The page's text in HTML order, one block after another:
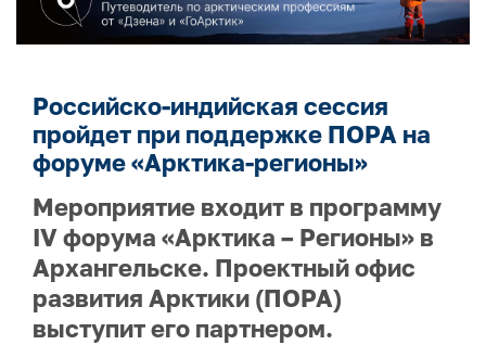
Российско-индийская сессия
пройдет при поддержке ПОРА на
форуме «Арктика-регионы»
Мероприятие входит в программу
IV форума «Арктика – Регионы» в
Архангельске. Проектный офис
развития Арктики (ПОРА)
выступит его партнером.